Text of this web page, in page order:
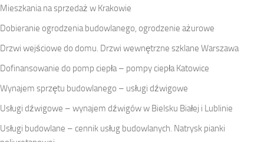
Mieszkania na sprzedaż w Krakowie
Dobieranie ogrodzenia budowlanego, ogrodzenie ażurowe
Drzwi wejściowe do domu. Drzwi wewnętrzne szklane Warszawa
Dofinansowanie do pomp ciepła – pompy ciepła Katowice
Wynajem sprzętu budowlanego – usługi dźwigowe
Usługi dźwigowe – wynajem dźwigów w Bielsku Białej i Lublinie
Usługi budowlane – cennik usług budowlanych. Natrysk pianki